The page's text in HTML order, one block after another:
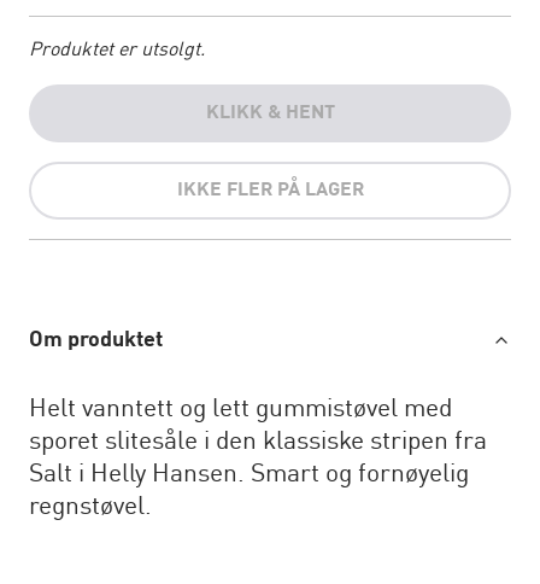
Produktet er utsolgt.
KLIKK & HENT
IKKE FLER PÅ LAGER
Om produktet
Helt vanntett og lett gummistøvel med
sporet slitesåle i den klassiske stripen fra
Salt i Helly Hansen. Smart og fornøyelig
regnstøvel.